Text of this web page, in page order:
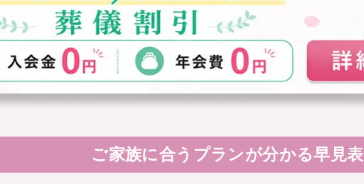
ご家族に合うプランが分かる早見表